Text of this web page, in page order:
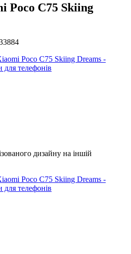
Poco C75 Skiing
дизайну на іншій